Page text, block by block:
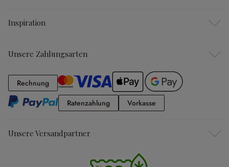
Inspiration
Unsere Zahlungsarten
RechnungRechnung
RatenzahlungRatenzahlung
Vorkasse
Unsere Versandpartner